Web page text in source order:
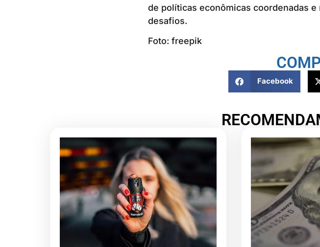
de políticas econômicas coordenadas
desafios.
Foto: freepik
Facebook